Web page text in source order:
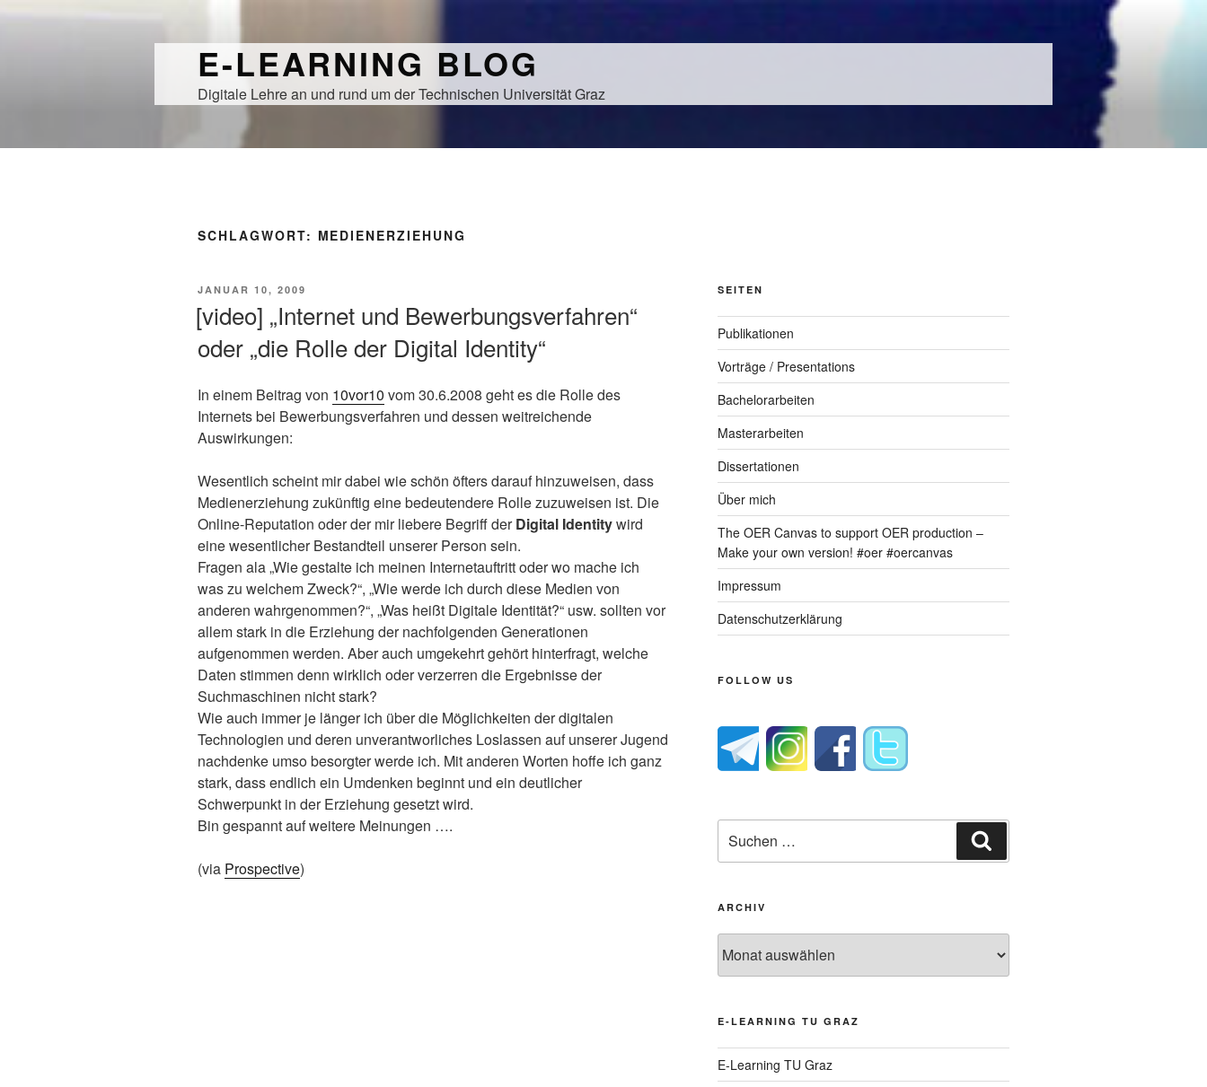
E-LEARNING BLOG
Digitale Lehre an und rund um der Technischen Universität Graz
SCHLAGWORT: MEDIENERZIEHUNG
VERÖFFENTLICHT
JANUAR 10, 2009
[video] „Internet und Bewerbungsverfahren“
oder „die Rolle der Digital Identity“
In einem Beitrag von 10vor10 vom 30.6.2008 geht es die Rolle des
Internets bei Bewerbungsverfahren und dessen weitreichende
Auswirkungen:
Wesentlich scheint mir dabei wie schön öfters darauf hinzuweisen, dass
Medienerziehung zukünftig eine bedeutendere Rolle zuzuweisen ist. Die
Online-Reputation oder der mir liebere Begriff derDigital Identitywird
eine wesentlicher Bestandteil unserer Person sein.
Fragen ala „Wie gestalte ich meinen Internetauftritt oder wo mache ich
was zu welchem Zweck?“, „Wie werde ich durch diese Medien von
anderen wahrgenommen?“, „Was heißt Digitale Identität?“ usw. sollten vor
allem stark in die Erziehung der nachfolgenden Generationen
aufgenommen werden. Aber auch umgekehrt gehört hinterfragt, welche
Daten stimmen denn wirklich oder verzerren die Ergebnisse der
Suchmaschinen nicht stark?
Wie auch immer je länger ich über die Möglichkeiten der digitalen
Technologien und deren unverantworliches Loslassen auf unserer Jugend
nachdenke umso besorgter werde ich. Mit anderen Worten hoffe ich ganz
stark, dass endlich ein Umdenken beginnt und ein deutlicher
Schwerpunkt in der Erziehung gesetzt wird.
Bin gespannt auf weitere Meinungen ….
(via Prospective)
SEITEN
Publikationen
Vorträge / Presentations
Bachelorarbeiten
Masterarbeiten
Dissertationen
Über mich
The OER Canvas to support OER production –
Make your own version! #oer #oercanvas
Impressum
Datenschutzerklärung
FOLLOW US
nach:
ARCHIV
E-LEARNING TU GRAZ
E-Learning TU Graz